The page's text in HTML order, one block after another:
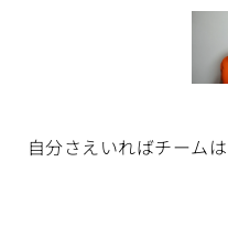
自分さえいればチーム